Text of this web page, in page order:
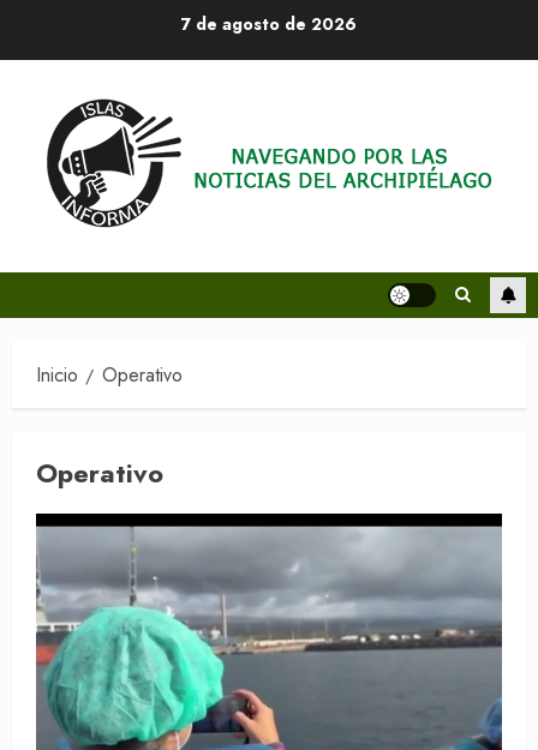
7 de agosto de 2026
Inicio Operativo
Operativo